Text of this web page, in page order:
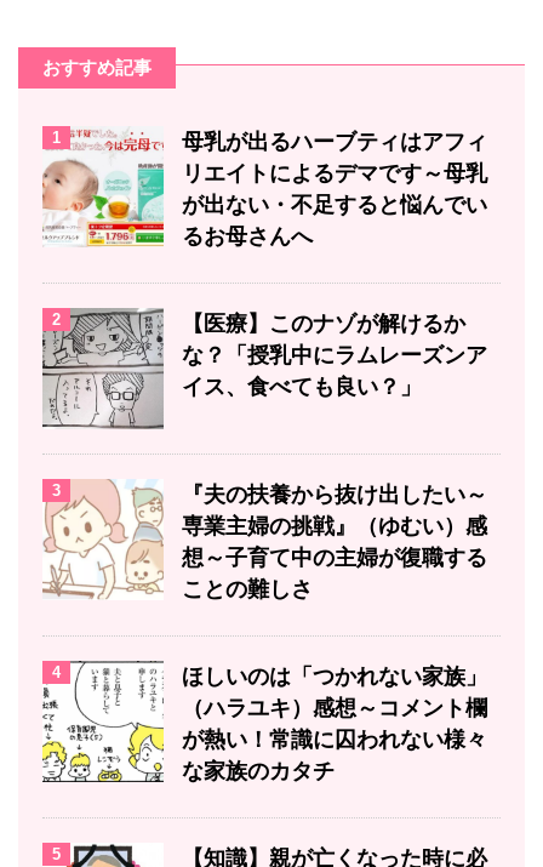
おすすめ記事
1
母乳が出るハーブティはアフィ
リエイトによるデマです～母乳
が出ない・不足すると悩んでい
るお母さんへ
2
【医療】このナゾが解けるか
な？「授乳中にラムレーズンア
イス、食べても良い？」
3
『夫の扶養から抜け出したい～
専業主婦の挑戦』（ゆむい）感
想～子育て中の主婦が復職する
ことの難しさ
4
ほしいのは「つかれない家族」
（ハラユキ）感想～コメント欄
が熱い！常識に囚われない様々
な家族のカタチ
5 【知識】親が亡くなった時に必